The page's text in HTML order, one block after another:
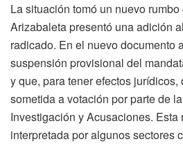
La situación tomó un nuevo
Arizabaleta presentó una adición
radicado. En el nuevo documento
suspensión provisional del
y que, para tener efectos
sometida a votación por parte de
Investigación y Acusaciones. Esta
interpretada por algunos sectores